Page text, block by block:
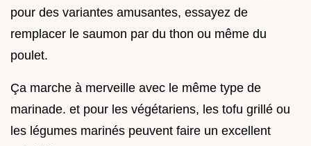
pour des variantes amusantes, essayez de
remplacer le saumon par du thon ou même du
poulet.
Ça marche à merveille avec le même type de
marinade. et pour les végétariens, les tofu grillé ou
les légumes marinés peuvent faire un excellent